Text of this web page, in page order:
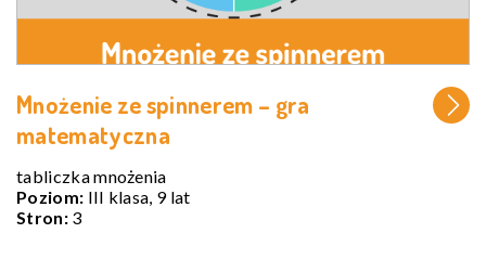
Mnożenie ze spinnerem – gra
matematyczna
tabliczka mnożenia
Poziom: III klasa, 9 lat
Stron:3